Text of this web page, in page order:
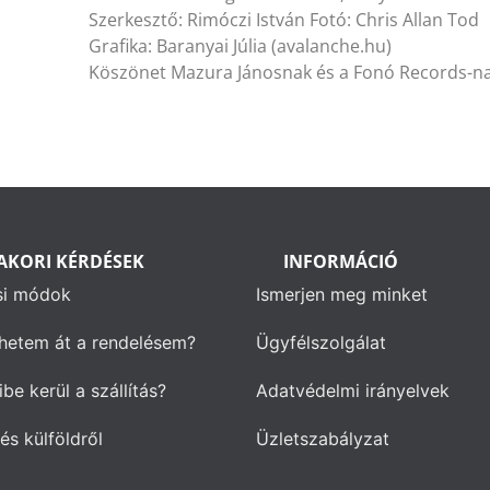
Szerkesztő: Rimóczi István Fotó: Chris Allan Tod
Grafika: Baranyai Júlia (avalanche.hu)
Köszönet Mazura Jánosnak és a Fonó Records-
KÉRDÉSEK
módok
át a rendelésem?
kerül a szállítás?
külföldről
INFORMÁCIÓ
Ismerjen meg minket
Ügyfélszolgálat
Adatvédelmi irányelvek
Üzletszabályzat